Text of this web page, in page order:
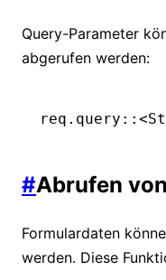
Query-Parameter
abgerufen werden:
req . query :: <
#Abrufen
Formulardaten
werden. Diese